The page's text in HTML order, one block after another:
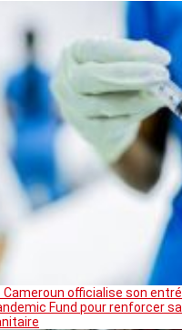
Cameroun officialise son
Fund pour renforcer